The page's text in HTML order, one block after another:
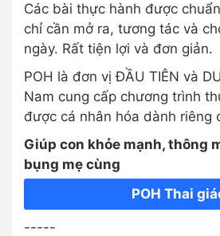
Các bài thực hành được
chỉ cần mở ra, tương tác và
ngày. Rất tiện lợi và đơn giản.
POH là đơn vị ĐẦU TIÊN và
Nam cung cấp chương trình
được cá nhân hóa dành riêng
Giúp con khỏe mạnh, thông
bụng mẹ cùng
POH Thai
-----